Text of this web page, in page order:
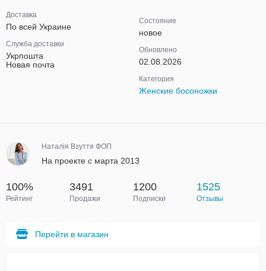
Доставка
По всей Украине
Служба доставки
Укрпошта
Новая почта
Состояние
новое
Обновлено
02.08.2026
Категория
Женские босоножки
Наталія Взуття ФОП
На проекте с марта 2013
100%
Рейтинг
3491
Продажи
1200
Подписки
1525
Отзывы
Перейти в магазин